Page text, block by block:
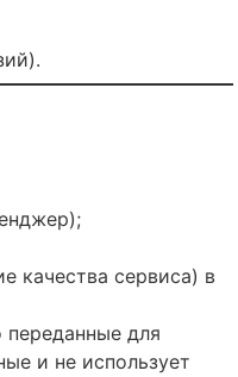
качества сервиса) в
переданные для
и не использует